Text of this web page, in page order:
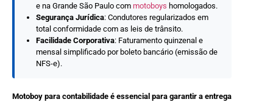
e na Grande São Paulo com motoboys homologados.
Segurança Jurídica: Condutores regularizados em
total conformidade com as leis de trânsito.
Facilidade Corporativa: Faturamento quinzenal e
mensal simplificado por boleto bancário (emissão de
NFS-e).
Motoboy para contabilidade é essencial para garantir a entrega